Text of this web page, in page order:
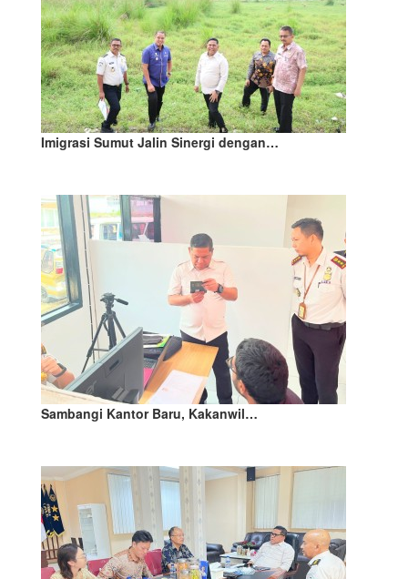
Imigrasi Sumut Jalin Sinergi dengan…
Sambangi Kantor Baru, Kakanwil…